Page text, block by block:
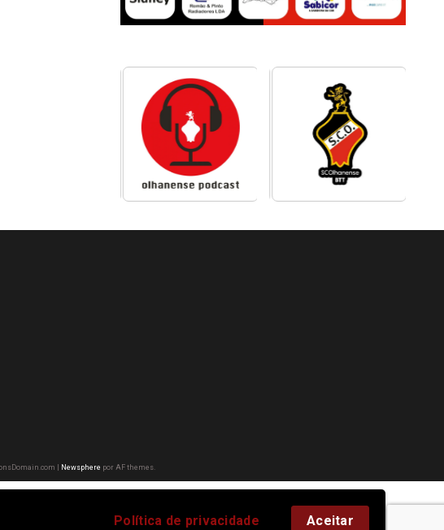
Política de privacidade Aceitar
Newsphere por AF themes.